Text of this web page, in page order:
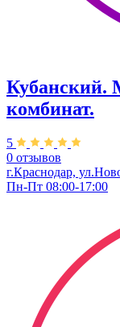
Кубанский.
комбинат.
5
0 отзывов
г.Краснодар,
Пн-Пт 08:00-17:00